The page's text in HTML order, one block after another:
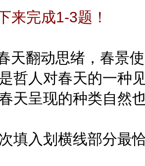
完成1-3题！
翻动思绪，春景使
哲人对春天的一种
天呈现的种类自然
入划横线部分最恰